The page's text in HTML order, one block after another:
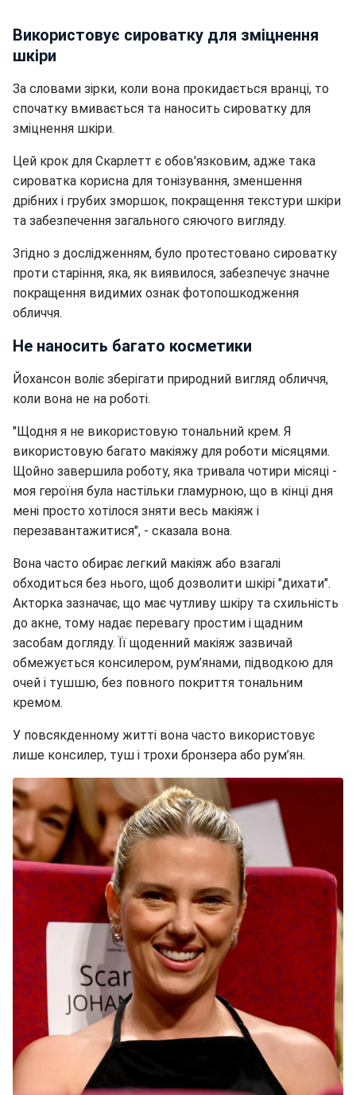
Використовує сироватку для зміцнення
шкіри
За словами зірки, коли вона прокидається вранці, то
спочатку вмивається та наносить сироватку для
зміцнення шкіри.
Цей крок для Скарлетт є обов'язковим, адже така
сироватка корисна для тонізування, зменшення
дрібних і грубих зморшок, покращення текстури шкіри
та забезпечення загального сяючого вигляду.
Згідно з дослідженням, було протестовано сироватку
проти старіння, яка, як виявилося, забезпечує значне
покращення видимих ​​ознак фотопошкодження
обличчя.
Не наносить багато косметики
Йохансон воліє зберігати природний вигляд обличчя,
коли вона не на роботі.
"Щодня я не використовую тональний крем. Я
використовую багато макіяжу для роботи місяцями.
Щойно завершила роботу, яка тривала чотири місяці -
моя героїня була настільки гламурною, що в кінці дня
мені просто хотілося зняти весь макіяж і
перезавантажитися", - сказала вона.
Вона часто обирає легкий макіяж або взагалі
обходиться без нього, щоб дозволити шкірі "дихати".
Акторка зазначає, що має чутливу шкіру та схильність
до акне, тому надає перевагу простим і щадним
засобам догляду. Її щоденний макіяж зазвичай
обмежується консилером, рум’янами, підводкою для
очей і тушшю, без повного покриття тональним
кремом.
У повсякденному житті вона часто використовує
лише консилер, туш і трохи бронзера або рум’ян.